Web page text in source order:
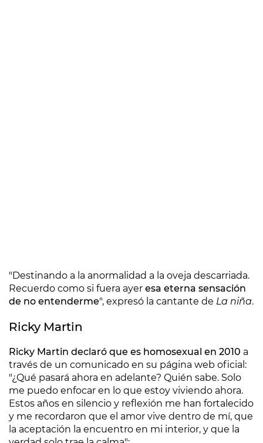
"Destinando a la anormalidad a la oveja descarriada.
Recuerdo como si fuera ayer esa eterna sensación
de no entenderme", expresó la cantante de La niña.
Ricky Martin
Ricky Martin declaró que es homosexual en 2010 a
través de un comunicado en su página web oficial:
"¿Qué pasará ahora en adelante? Quién sabe. Solo
me puedo enfocar en lo que estoy viviendo ahora.
Estos años en silencio y reflexión me han fortalecido
y me recordaron que el amor vive dentro de mí, que
la aceptación la encuentro en mi interior, y que la